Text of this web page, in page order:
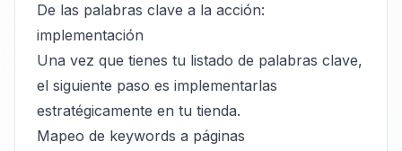
De las palabras clave a la acción:
implementación
Una vez que tienes tu listado de palabras clave,
el siguiente paso es implementarlas
estratégicamente en tu tienda.
Mapeo de keywords a páginas